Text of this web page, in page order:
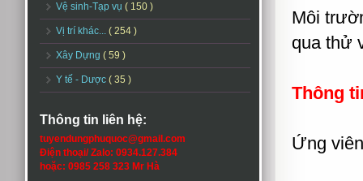
Vệ sinh-Tạp vụ ( 150 )
Vị trí khác... ( 254 )
Xây Dựng ( 59 )
Y tế - Dược ( 35 )
Thông tin liên hệ:
tuyendungphuquoc@gmail.com
Điện thoại/ Zalo: 0934.127.384
hoặc: 0985 258 323 Mr Hà
Môi
qua thử
Thông
Ứng